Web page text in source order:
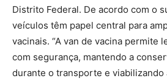
Distrito Federal. De acordo com o
veículos têm papel central para
vacinais. “A van de vacina permite
com segurança, mantendo a
durante o transporte e viabilizando